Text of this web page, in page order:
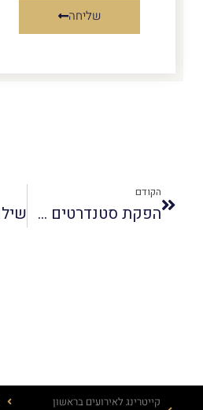
שליחה
הקודם
הפקת סטנדרטים של אירוח יוקרתי וחוויה קולינרית מרגשת ומלאת שפע
קייטרינג לאירועים בראשון